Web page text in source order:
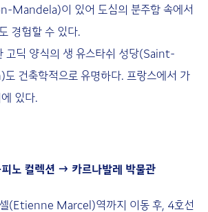
Mandela)이 있어 도심의 분주함 속에서
경험할 수 있다.
고딕 양식의 생 유스타쉬 성당(Saint-
건축학적으로 유명하다. 프랑스에서 가
있다.
노 컬렉션 → 카르나발레 박물관
(Etienne Marcel)역까지 이동 후, 4호선